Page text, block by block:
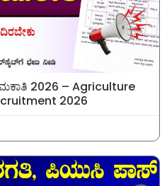
2026 – Agriculture
2026